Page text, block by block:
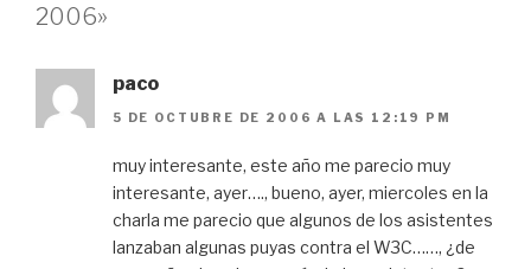
2006»
paco
5 DE OCTUBRE DE 2006 A LAS 12:19 PM
muy interesante, este año me parecio muy
interesante, ayer…., bueno, ayer, miercoles en la
charla me parecio que algunos de los asistentes
lanzaban algunas puyas contra el W3C……, ¿de